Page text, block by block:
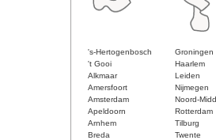
's-Hertogenbosch
Groningen
't Gooi
Haarlem
Alkmaar
Leiden
Amersfoort
Nijmegen
Amsterdam
Noord-
Apeldoorn
Rotterdam
Arnhem
Tilburg
Breda
Twente